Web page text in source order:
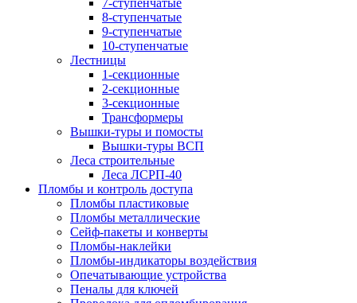
7-ступенчатые
8-ступенчатые
9-ступенчатые
10-ступенчатые
Лестницы
1-секционные
2-секционные
3-секционные
Трансформеры
Вышки-туры и помосты
Вышки-туры ВСП
Леса строительные
Леса ЛСРП-40
Пломбы и контроль доступа
Пломбы пластиковые
Пломбы металлические
Сейф-пакеты и конверты
Пломбы-наклейки
Пломбы-индикаторы воздействия
Опечатывающие устройства
Пеналы для ключей